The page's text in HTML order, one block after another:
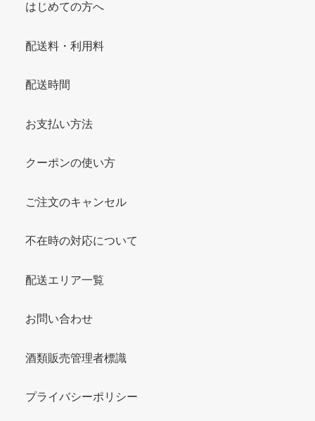
はじめての方へ
配送料・利用料
配送時間
お支払い方法
クーポンの使い方
ご注文のキャンセル
不在時の対応について
配送エリア一覧
お問い合わせ
酒類販売管理者標識
プライバシーポリシー